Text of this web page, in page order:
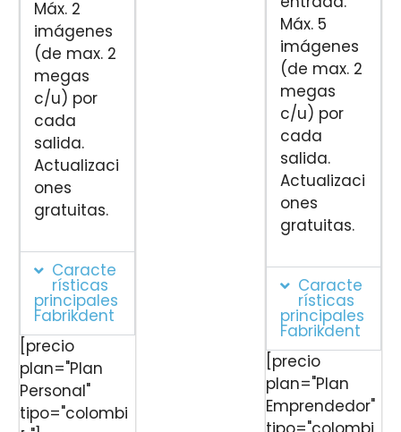
Máx. 2
imágenes
(de max. 2
megas
c/u) por
cada
salida.
Actualizaci
ones
gratuitas.
Caracte
rísticas
principales
Fabrikdent
[precio
plan="Plan
Personal"
tipo="colombi
Máx. 5
imágenes
(de max. 2
megas
c/u) por
cada
salida.
Actualizaci
ones
gratuitas.
Caracte
rísticas
principales
Fabrikdent
[precio
plan="Plan
Emprendedor"